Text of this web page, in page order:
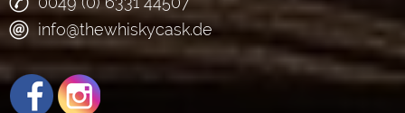
info@thewhiskycask.de